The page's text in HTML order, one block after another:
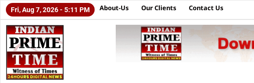
Fri, Aug 7, 2026 - 5:11 PM About-Us Our Clients Contact Us